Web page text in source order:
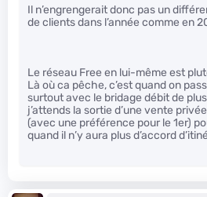
Il n’engrengerait donc pas un
de clients dans l’année comme en
Le réseau Free en lui-même est
Là où ca pêche, c’est quand on
surtout avec le bridage débit de
j’attends la sortie d’une vente
(avec une préférence pour le 1er)
quand il n’y aura plus d’accord